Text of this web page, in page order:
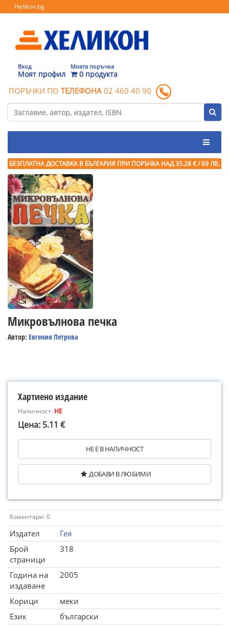
Helikon.bg
Вход
Моят профил
Моята поръчка
0 продукта
ПОРЪЧКИ ПО ТЕЛЕФОНА 02 460 40 90
БЕЗПЛАТНА ДОСТАВКА В БЪЛГАРИЯ ПРИ ПОРЪЧКА НАД 35.28 € / 69 ЛВ.
Микровълнова печка
Автор: Евгения Петрова
Хартиено издание
Наличност: НЕ
Цена: 5.11 €
НЕ Е В НАЛИЧНОСТ
ДОБАВИ В ЛЮБИМИ
Коментари: 0
Издател
Гея
Брой
страници
318
Година на
издаване
2005
Корици
меки
Език
български